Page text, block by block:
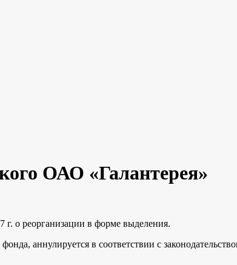
ОАО «Галантерея»
г. о реорганизации в форме выделения.
аннулируется в соответствии с